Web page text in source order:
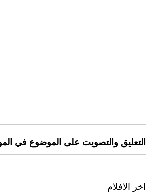
التعليق والتصويت على الموضوع في
اخر الافلام